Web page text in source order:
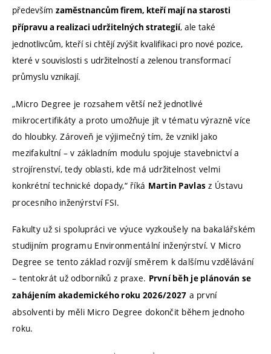
především zaměstnancům firem, kteří mají na starosti
přípravu a realizaci udržitelných strategií, ale také
jednotlivcům, kteří si chtějí zvýšit kvalifikaci pro nové pozice,
které v souvislosti s udržitelností a zelenou transformací
průmyslu vznikají.
„Micro Degree je rozsahem větší než jednotlivé
mikrocertifikáty a proto umožňuje jít v tématu výrazně více
do hloubky. Zároveň je výjimečný tím, že vznikl jako
mezifakultní – v základním modulu spojuje stavebnictví a
strojírenství, tedy oblasti, kde má udržitelnost velmi
konkrétní technické dopady,“ říká Martin Pavlas z Ústavu
procesního inženýrství FSI.
Fakulty už si spolupráci ve výuce vyzkoušely na bakalářském
studijním programu Environmentální inženýrství. V Micro
Degree se tento základ rozvíjí směrem k dalšímu vzdělávání
– tentokrát už odborníků z praxe. První běh je plánován se
zahájením akademického roku 2026/2027 a první
absolventi by měli Micro Degree dokončit během jednoho
roku.